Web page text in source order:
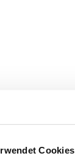
Cookies